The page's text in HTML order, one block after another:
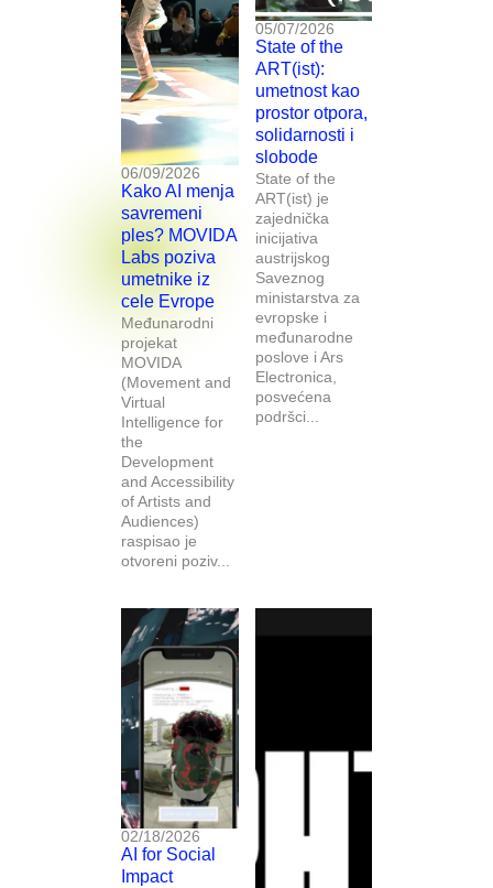
06/09/2026
Kako AI menja
savremeni
ples? MOVIDA
Labs poziva
umetnike iz
cele Evrope
Međunarodni
projekat
MOVIDA
(Movement and
Virtual
Intelligence for
the
Development
and Accessibility
of Artists and
Audiences)
raspisao je
otvoreni poziv...
05/07/2026
State of the
ART(ist):
umetnost kao
prostor otpora,
solidarnosti i
slobode
State of the
ART(ist) je
zajednička
inicijativa
austrijskog
Saveznog
ministarstva za
evropske i
međunarodne
poslove i Ars
Electronica,
posvećena
podršci...
02/18/2026
AI for Social
Impact